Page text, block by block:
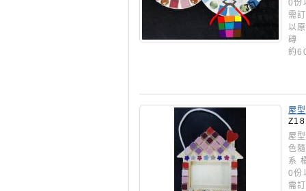
0份
需
以
磚
約
屋
屋
色
系
0份
需